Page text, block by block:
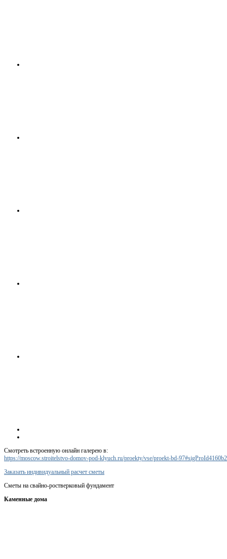
Смотреть встроенную онлайн галерею в:
https://moscow.stroitelstvo-domov-pod-klyuch.ru/proekty/vse/proekt-bd-
Заказать индивидуальный расчет сметы
Сметы на свайно-ростверковый фундамент
Каменные дома